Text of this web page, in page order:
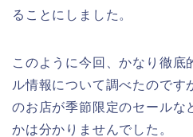
ることにしました。
このように今回、かなり徹底
ル情報について調べたので
のお店が季節限定のセールな
かは分かりませんでした。